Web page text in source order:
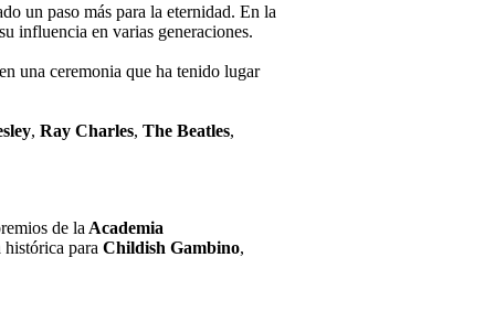
un paso más para la eternidad. En la
influencia en varias generaciones.
en una ceremonia que ha tenido lugar
, Ray Charles, The Beatles,
de la Academia
histórica para Childish Gambino,